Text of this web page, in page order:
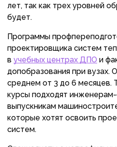
лет, так как трех уровней
будет.
Программы
проектировщика систем
в учебных центрах ДПО и
допобразования при вузах.
среднем от 3 до 6 месяцев.
курсы подходят
выпускникам
которые хотят освоить
систем.